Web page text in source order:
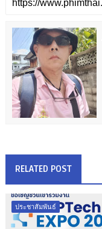
RELATED POST
ประชาสัมพันธ์